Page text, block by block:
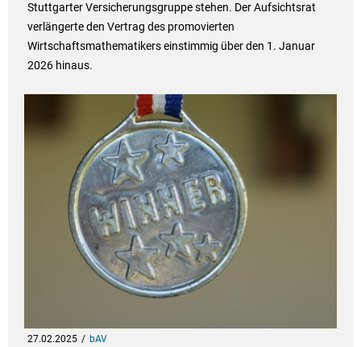
Stuttgarter Versicherungsgruppe stehen. Der Aufsichtsrat
verlängerte den Vertrag des promovierten
Wirtschaftsmathematikers einstimmig über den 1. Januar
2026 hinaus.
27.02.2025 bAV